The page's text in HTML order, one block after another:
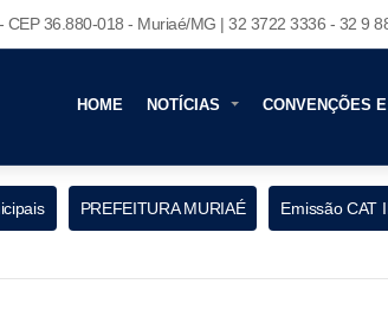
36.880-018 - Muriaé/MG | 32 3722 3336 - 32 9
HOME NOTÍCIAS CONVENÇÕES
PREFEITURA MURIAÉ Emissão CAT